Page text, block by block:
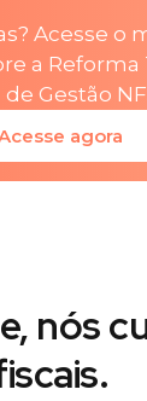
Acesse o
a Reforma
Gestão
agora
nós